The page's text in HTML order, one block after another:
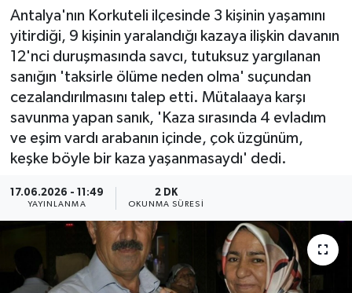
Antalya'nın Korkuteli ilçesinde 3 kişinin yaşamını
yitirdiği, 9 kişinin yaralandığı kazaya ilişkin davanın
12'nci duruşmasında savcı, tutuksuz yargılanan
sanığın 'taksirle ölüme neden olma' suçundan
cezalandırılmasını talep etti. Mütalaaya karşı
savunma yapan sanık, 'Kaza sırasında 4 evladım
ve eşim vardı arabanın içinde, çok üzgünüm,
keşke böyle bir kaza yaşanmasaydı' dedi.
17.06.2026 - 11:49
YAYINLANMA
2 DK
OKUNMA SÜRESI
EĞİTİM
GENEL
Güncel
HABERDE İNSAN
KÜLTÜR SANAT
MAGAZİN
Son Dakika Haberleri
Haber Arşivi